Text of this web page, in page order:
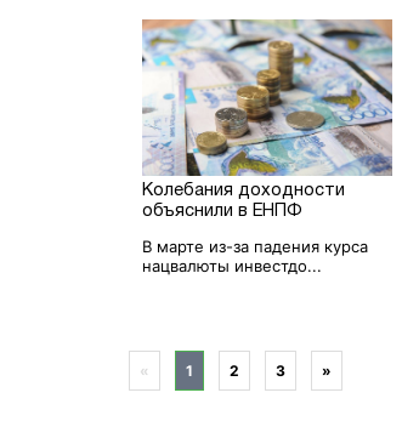
Колебания доходности
объяснили в ЕНПФ
В марте из-за падения курса
нацвалюты инвестдо...
« 1 2 3 »